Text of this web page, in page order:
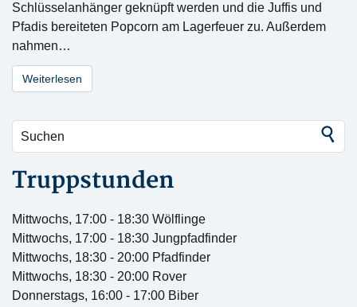
Schlüsselanhänger geknüpft werden und die Juffis und
Pfadis bereiteten Popcorn am Lagerfeuer zu. Außerdem
nahmen…
Weiterlesen
Truppstunden
Mittwochs, 17:00 - 18:30 Wölflinge
Mittwochs, 17:00 - 18:30 Jungpfadfinder
Mittwochs, 18:30 - 20:00 Pfadfinder
Mittwochs, 18:30 - 20:00 Rover
Donnerstags, 16:00 - 17:00 Biber